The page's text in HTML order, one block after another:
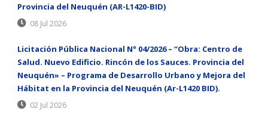
Provincia del Neuquén (AR-L1420-BID)
08 Jul 2026
Licitación Pública Nacional N° 04/2026 – “Obra: Centro de
Salud. Nuevo Edificio. Rincón de los Sauces. Provincia del
Neuquén» – Programa de Desarrollo Urbano y Mejora del
Hábitat en la Provincia del Neuquén (Ar-L1420 BID).
02 Jul 2026